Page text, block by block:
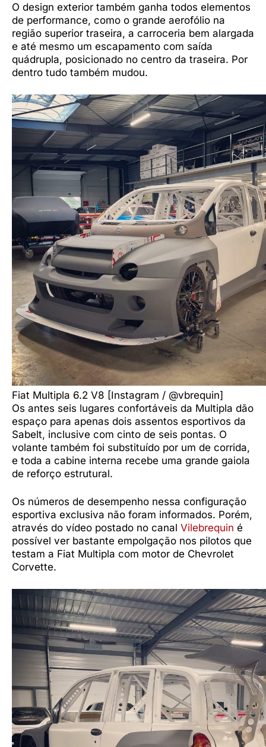
O design exterior também ganha todos elementos
de performance, como o grande aerofólio na
região superior traseira, a carroceria bem alargada
e até mesmo um escapamento com saída
quádrupla, posicionado no centro da traseira. Por
dentro tudo também mudou.
Fiat Multipla 6.2 V8 [Instagram / @vbrequin]
Os antes seis lugares confortáveis da Multipla dão
espaço para apenas dois assentos esportivos da
Sabelt, inclusive com cinto de seis pontas. O
volante também foi substituído por um de corrida,
e toda a cabine interna recebe uma grande gaiola
de reforço estrutural.
Os números de desempenho nessa configuração
esportiva exclusiva não foram informados. Porém,
através do vídeo postado no canal Vilebrequin é
possível ver bastante empolgação nos pilotos que
testam a Fiat Multipla com motor de Chevrolet
Corvette.